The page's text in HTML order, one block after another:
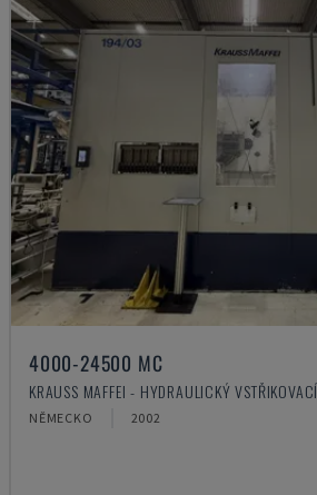
4000-24500 MC
KRAUSS MAFFEI - HYDRAULICKÝ
NĚMECKO 2002